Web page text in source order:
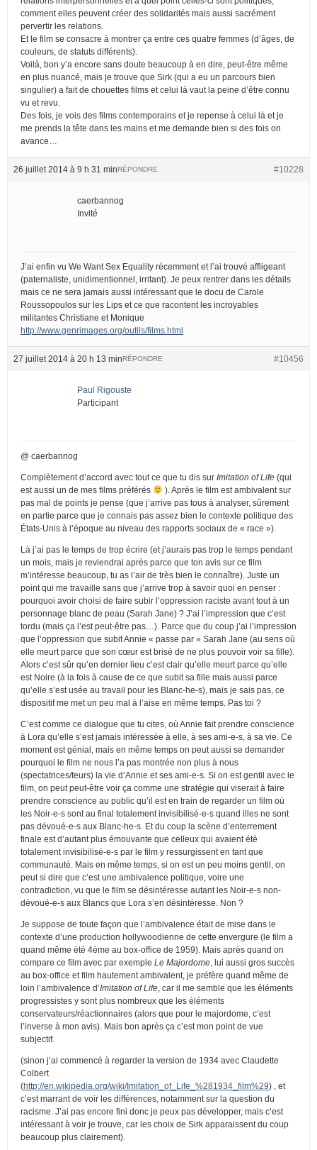
comment elles peuvent créer des solidarités mais aussi sacrément
pervertir les relations.
Et le film se consacre à montrer ça entre ces quatre femmes (d’âges, de
couleurs, de statuts différents).
Voilà, bon y’a encore sans doute beaucoup à en dire, peut-être même
en plus nuancé, mais je trouve que Sirk (qui a eu un parcours bien
singulier) a fait de chouettes films et celui là vaut la peine d’être connu
vu et revu.
Des fois, je vois des films contemporains et je repense à celui là et je
me prends la tête dans les mains et me demande bien si des fois on
avance…
26 juillet 2014 à 9 h 31 min #10228
RÉPONDRE
caerbannog
Invité
J’ai enfin vu We Want Sex Equality récemment et l’ai trouvé affligeant
(paternaliste, unidimentionnel, irritant). Je peux rentrer dans les détails
mais ce ne sera jamais aussi intéressant que le docu de Carole
Roussopoulos sur les Lips et ce que racontent les incroyables
militantes Christiane et Monique
http://www.genrimages.org/outils/films.html
27 juillet 2014 à 20 h 13 min #10456
RÉPONDRE
Paul Rigouste
Participant
@ caerbannog
Complètement d’accord avec tout ce que tu dis sur Imitation of Life (qui
est aussi un de mes films préférés
). Après le film est ambivalent sur
pas mal de points je pense (que j’arrive pas tous à analyser, sûrement
en partie parce que je connais pas assez bien le contexte politique des
États-Unis à l’époque au niveau des rapports sociaux de « race »).
Là j’ai pas le temps de trop écrire (et j’aurais pas trop le temps pendant
un mois, mais je reviendrai après parce que ton avis sur ce film
m’intéresse beaucoup, tu as l’air de très bien le connaître). Juste un
point qui me travaille sans que j’arrive trop à savoir quoi en penser :
pourquoi avoir choisi de faire subir l’oppression raciste avant tout à un
personnage blanc de peau (Sarah Jane) ? J’ai l’impression que c’est
tordu (mais ça l’est peut-être pas…). Parce que du coup j’ai l’impression
que l’oppression que subit Annie « passe par » Sarah Jane (au sens où
elle meurt parce que son cœur est brisé de ne plus pouvoir voir sa fille).
Alors c’est sûr qu’en dernier lieu c’est clair qu’elle meurt parce qu’elle
est Noire (à la fois à cause de ce que subit sa fille mais aussi parce
qu’elle s’est usée au travail pour les Blanc-he-s), mais je sais pas, ce
dispositif me met un peu mal à l’aise en même temps. Pas toi ?
C’est comme ce dialogue que tu cites, où Annie fait prendre conscience
à Lora qu’elle s’est jamais intéressée à elle, à ses ami-e-s, à sa vie. Ce
moment est génial, mais en même temps on peut aussi se demander
pourquoi le film ne nous l’a pas montrée non plus à nous
(spectatrices/teurs) la vie d’Annie et ses ami-e-s. Si on est gentil avec le
film, on peut peut-être voir ça comme une stratégie qui viserait à faire
prendre conscience au public qu’il est en train de regarder un film où
les Noir-e-s sont au final totalement invisibilisé-e-s quand illes ne sont
pas dévoué-e-s aux Blanc-he-s. Et du coup la scène d’enterrement
finale est d’autant plus émouvante que celleux qui avaient été
totalement invisibilisé-e-s par le film y ressurgissent en tant que
communauté. Mais en même temps, si on est un peu moins gentil, on
peut si dire que c’est une ambivalence politique, voire une
contradiction, vu que le film se désintéresse autant les Noir-e-s non-
dévoué-e-s aux Blancs que Lora s’en désintéresse. Non ?
Je suppose de toute façon que l’ambivalence était de mise dans le
contexte d’une production hollywoodienne de cette envergure (le film a
quand même été 4ème au box-office de 1959). Mais après quand on
compare ce film avec par exemple Le Majordome , lui aussi gros succès
au box-office et film hautement ambivalent, je préfère quand même de
loin l’ambivalence d’Imitation of Life , car il me semble que les éléments
progressistes y sont plus nombreux que les éléments
conservateurs/réactionnaires (alors que pour le majordome, c’est
l’inverse à mon avis). Mais bon après ça c’est mon point de vue
subjectif.
(sinon j’ai commencé à regarder la version de 1934 avec Claudette
Colbert
(http://en.wikipedia.org/wiki/Imitation_of_Life_%281934_film%29) , et
c’est marrant de voir les différences, notamment sur la question du
racisme. J’ai pas encore fini donc je peux pas développer, mais c’est
intéressant à voir je trouve, car les choix de Sirk apparaissent du coup
beaucoup plus clairement).